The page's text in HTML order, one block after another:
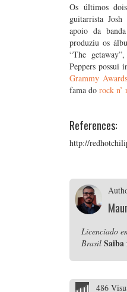
Os últimos
guitarrista
apoio da
produziu os
“The
Peppers possui
Grammy Awards
fama do rock n’
References:
http://
Licenciado
Brasil Saiba
486